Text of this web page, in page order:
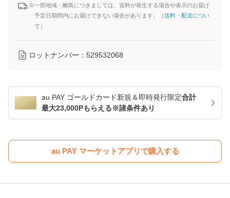
※一部地域・離島につきましては、送料が発生する場合や表示のお届け
予定日期間内にお届けできない場合があります。（送料・配送につい
て ）
ロットナンバー： 529532068
au PAY ゴールドカード新規＆即時発行限定合計
最大23,000Pもらえる※諸条件あり
au PAY マーケットアプリで購入する